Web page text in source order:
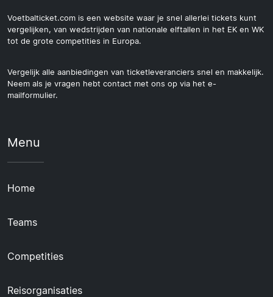
Voetbalticket.com is een website waar je snel allerlei tickets kunt
vergelijken, van wedstrijden van nationale elftallen in het EK en WK
tot de grote competities in Europa.
Vergelijk alle aanbiedingen van ticketleveranciers snel en makkelijk.
Neem als je vragen hebt contact met ons op via het e-
mailformulier.
Menu
Home
Teams
Competities
Reisorganisaties